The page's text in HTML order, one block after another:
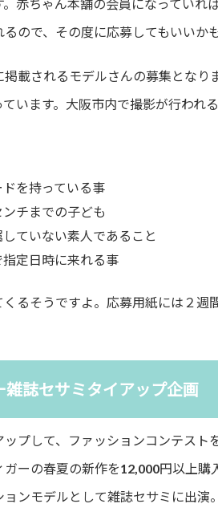
赤ちゃん本舗の会員になっていれ
ので、その度に応募してもいいか
載されるモデルさんの募集となり
います。大阪市内で撮影が行われる
を持っている事
チまでの子ども
ていない素人であること
定日時に来れる事
るそうですよ。応募用紙には２週
雑誌セサミタイアップ企画
ップして、ファッションコンテスト
ーの春夏の新作を12,000円以上購
ンモデルとして雑誌セサミに出